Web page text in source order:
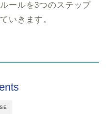
ールを3つのステップ
いきます。